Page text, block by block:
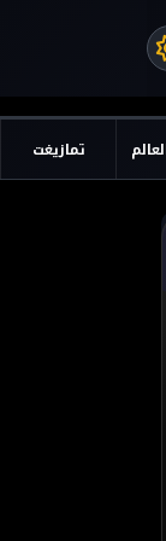
تمازيغت